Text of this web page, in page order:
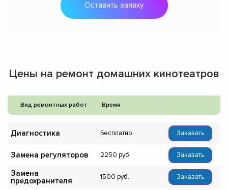
Оставить заявку
Цены на ремонт домашних кинотеатров
Вид ремонтных работ Время
Диагностика Бесплатно Заказать
Замена регуляторов 2250 Заказать
Замена
предохранителя
1500 Заказать